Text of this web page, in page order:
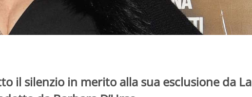
il silenzio in merito alla sua esclusione da La